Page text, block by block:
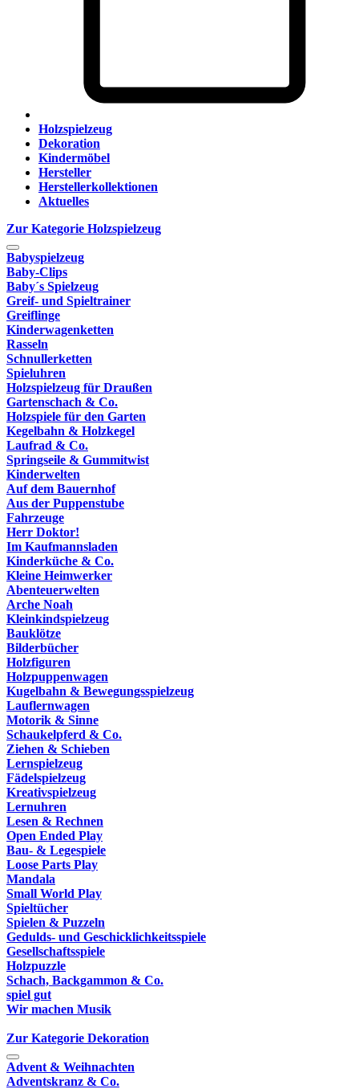
Holzspielzeug
Dekoration
Kindermöbel
Hersteller
Herstellerkollektionen
Aktuelles
Zur Kategorie Holzspielzeug
Babyspielzeug
Baby-Clips
Baby´s Spielzeug
Greif- und Spieltrainer
Greiflinge
Kinderwagenketten
Rasseln
Schnullerketten
Spieluhren
Holzspielzeug für Draußen
Gartenschach & Co.
Holzspiele für den Garten
Kegelbahn & Holzkegel
Laufrad & Co.
Springseile & Gummitwist
Kinderwelten
Auf dem Bauernhof
Aus der Puppenstube
Fahrzeuge
Herr Doktor!
Im Kaufmannsladen
Kinderküche & Co.
Kleine Heimwerker
Abenteuerwelten
Arche Noah
Kleinkindspielzeug
Bauklötze
Bilderbücher
Holzfiguren
Holzpuppenwagen
Kugelbahn & Bewegungsspielzeug
Lauflernwagen
Motorik & Sinne
Schaukelpferd & Co.
Ziehen & Schieben
Lernspielzeug
Fädelspielzeug
Kreativspielzeug
Lernuhren
Lesen & Rechnen
Open Ended Play
Bau- & Legespiele
Loose Parts Play
Mandala
Small World Play
Spieltücher
Spielen & Puzzeln
Gedulds- und Geschicklichkeitsspiele
Gesellschaftsspiele
Holzpuzzle
Schach, Backgammon & Co.
spiel gut
Wir machen Musik
Zur Kategorie Dekoration
Advent & Weihnachten
Adventskranz & Co.